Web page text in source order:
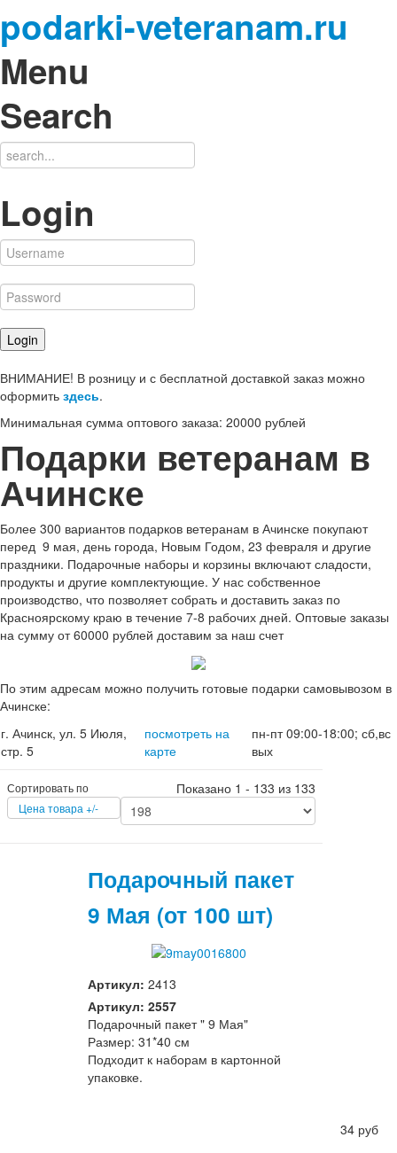
podarki-veteranam.ru
Menu
Search
Login
ВНИМАНИЕ! В розницу и с бесплатной доставкой заказ можно
оформить здесь.
Минимальная сумма оптового заказа: 20000 рублей
Подарки ветеранам в
Ачинске
Более 300 вариантов подарков ветеранам в Ачинске покупают
перед 9 мая, день города, Новым Годом, 23 февраля и другие
праздники. Подарочные наборы и корзины включают сладости,
продукты и другие комплектующие. У нас собственное
производство, что позволяет собрать и доставить заказ по
Красноярскому краю в течение 7-8 рабочих дней. Оптовые заказы
на сумму от 60000 рублей доставим за наш счет
По этим адресам можно получить готовые подарки самовывозом в
Ачинске:
г. Ачинск, ул. 5 Июля,
стр. 5
посмотреть на
карте
пн-пт 09:00-18:00; сб,вс
вых
Сортировать по
Цена товара +/-
Показано 1 - 133 из 133
Подарочный пакет
9 Мая (от 100 шт)
Артикул: 2413
Артикул: 2557
Подарочный пакет " 9 Мая"
Размер: 31*40 см
Подходит к наборам в картонной
упаковке.
34 руб